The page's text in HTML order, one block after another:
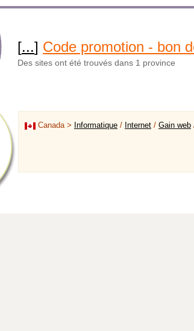
[...] Code promotion - bon
Des sites ont été trouvés dans 1 province
Canada > Informatique / Internet / Gain web